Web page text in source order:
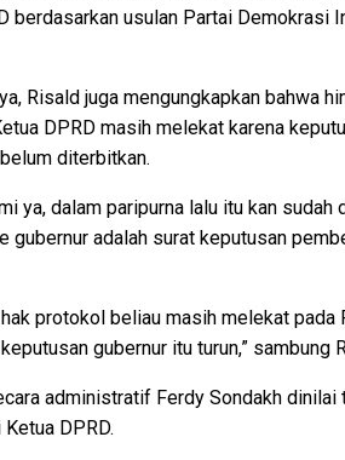
berdasarkan usulan Partai Demokrasi
Risald juga mengungkapkan bahwa
DPRD masih melekat karena
diterbitkan.
ya, dalam paripurna lalu itu kan
gubernur adalah surat keputusan
protokol beliau masih melekat pada
gubernur itu turun,” sambung
administratif Ferdy Sondakh
DPRD.